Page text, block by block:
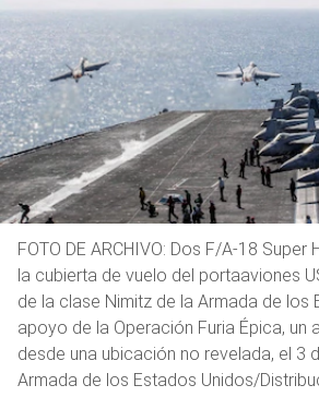
FOTO DE ARCHIVO: Dos F/A-18
la cubierta de vuelo del portaaviones
de la clase Nimitz de la Armada de los
apoyo de la Operación Furia Épica, un
desde una ubicación no revelada, el 3
Armada de los Estados Unidos/